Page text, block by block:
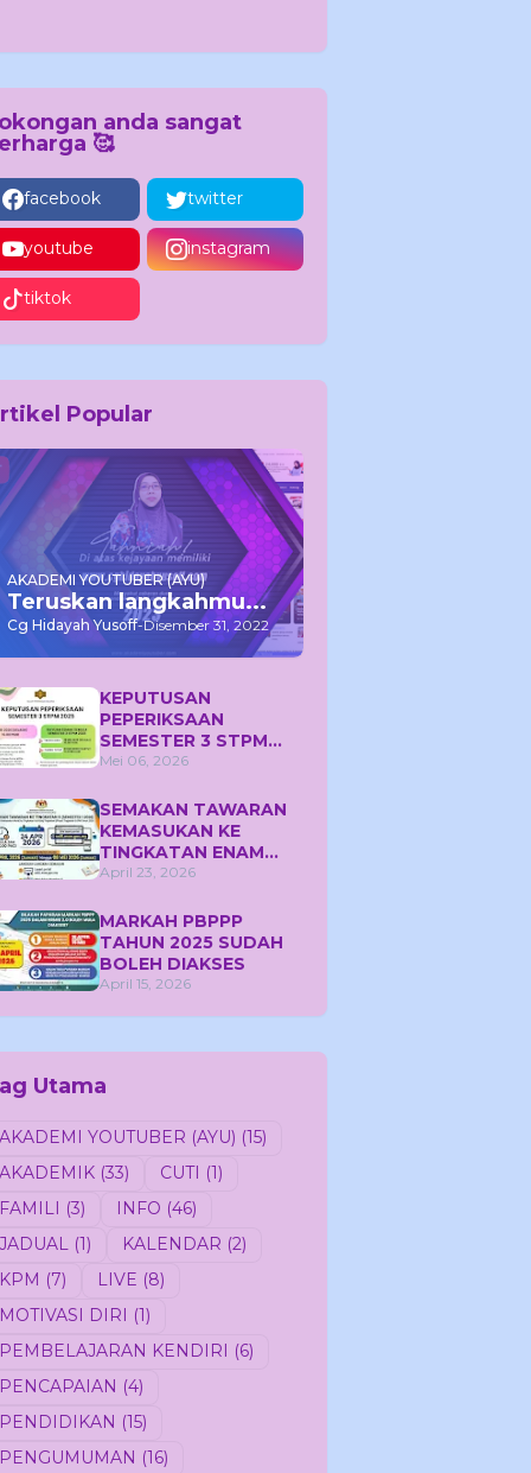
anda sangat
🥰
facebook twitter
youtube instagram
tiktok
Popular
AKADEMI YOUTUBER (AYU)
Teruskan langkahmu...
Cg Hidayah Yusoff-Disember 31, 2022
KEPUTUSAN
PEPERIKSAAN
SEMESTER 3 STPM
2025
Mei 06, 2026
SEMAKAN TAWARAN
KEMASUKAN KE
TINGKATAN ENAM
SEMESTER 1 TAHUN
April 23, 2026
MARKAH PBPPP
TAHUN 2025 SUDAH
BOLEH DIAKSES
April 15, 2026
Utama
AKADEMI YOUTUBER (AYU) (15)
AKADEMIK (33) CUTI (1)
FAMILI
(3) INFO (46)
JADUAL (1) KALENDAR (2)
KPM (7) LIVE (8)
MOTIVASI DIRI
(1)
PEMBELAJARAN KENDIRI
(6)
PENCAPAIAN (4)
PENDIDIKAN (15)
PENGUMUMAN (16)